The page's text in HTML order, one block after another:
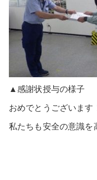
▲感謝状授与の様子
おめでとうございます
私たちも安全の意識を